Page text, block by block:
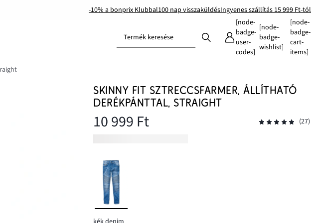
-10% a bonprix Klubbal100 nap visszaküldésIngyenes szállítás 15 999 Ft-tól
Termék keresése
[node-
badge-
user-
codes]
[node-
badge-
wishlist]
[node-
badge-
cart-
items]
SKINNY FIT SZTRECCSFARMER, ÁLLÍTHATÓ
DERÉKPÁNTTAL, STRAIGHT
10 999 Ft (27)